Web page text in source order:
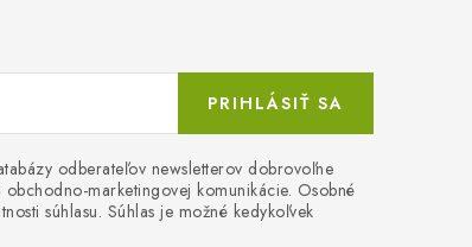
odberateľov newsletterov dobrovoľne
marketingovej komunikácie. Osobné
súhlasu. Súhlas je možné kedykoľvek
PRIHLÁSIŤ SA